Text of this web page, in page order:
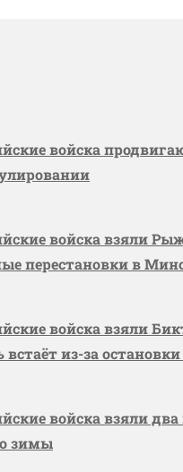
войска
войска взяли
перестановки в
войска взяли
из-за
войска взяли
зимы